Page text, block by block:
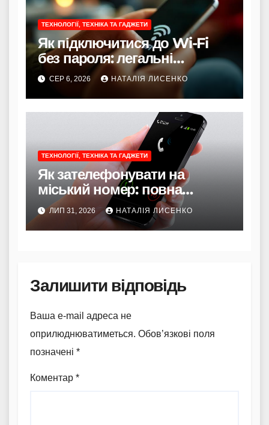
ТЕХНОЛОГІЇ, ТЕХНІКА ТА ГАДЖЕТИ
Як підключитися до Wi-Fi
без пароля: легальні
способи
СЕР 6, 2026 НАТАЛІЯ ЛИСЕНКО
ТЕХНОЛОГІЇ, ТЕХНІКА ТА ГАДЖЕТИ
Як зателефонувати на
міський номер: повна
інструкція 2026 року
ЛИП 31, 2026 НАТАЛІЯ ЛИСЕНКО
Залишити відповідь
Ваша e-mail адреса не
оприлюднюватиметься. Обов’язкові поля
позначені *
Коментар *